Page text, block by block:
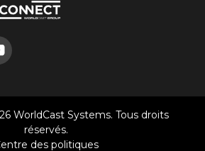
WorldCast Systems. Tous droits
réservés.
des politiques